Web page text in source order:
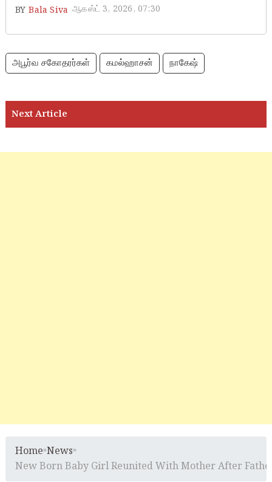
BY Bala Siva ஆகஸ்ட் 3, 2026, 07:30
அபூர்வ சகோதரர்கள் கமல்ஹாசன் நாகேஷ்
Home»News»
New Born Baby Girl Reunited With Mother After